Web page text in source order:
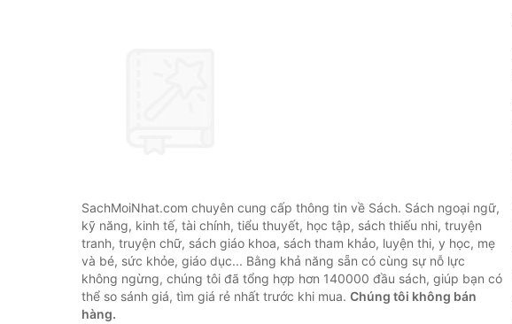
SachMoiNhat.com chuyên cung cấp thông tin về Sách. Sách ngoại ngữ,
kỹ năng, kinh tế, tài chính, tiểu thuyết, học tập, sách thiếu nhi, truyện
tranh, truyện chữ, sách giáo khoa, sách tham khảo, luyện thi, y học, mẹ
và bé, sức khỏe, giáo dục... Bằng khả năng sẵn có cùng sự nỗ lực
không ngừng, chúng tôi đã tổng hợp hơn 140000 đầu sách, giúp bạn có
thể so sánh giá, tìm giá rẻ nhất trước khi mua. Chúng tôi không bán
hàng.